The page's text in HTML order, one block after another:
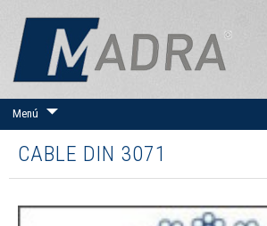
Menú
CABLE DIN 3071